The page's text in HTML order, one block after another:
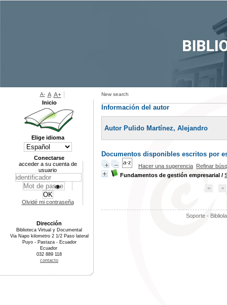
New search
Información del autor
Autor Pulido Martínez, Alejandro
Documentos disponibles escritos por
Hacer una sugerencia Refinar
Fundamentos de gestión empresarial /
Soporte -
A- A A+
Inicio
Elige idioma
Conectarse
acceder a su cuenta de
usuario
Olvidé mi contraseña
Dirección
Biblioteca Virtual y Documental
Via Napo kilometro 2 1/2 Paso lateral
Puyo - Pastaza - Ecuador
Ecuador
032 889 118
contacto